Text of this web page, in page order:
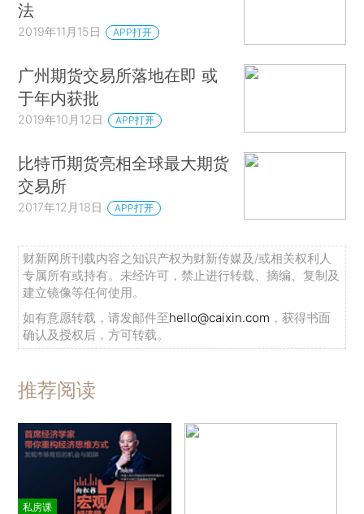
法
2019年11月15日 APP打开
广州期货交易所落地在即 或
于年内获批
2019年10月12日 APP打开
比特币期货亮相全球最大期货
交易所
2017年12月18日 APP打开
财新网所刊载内容之知识产权为财新传媒及/或相关权利人
专属所有或持有。未经许可，禁止进行转载、摘编、复制及
建立镜像等任何使用。
如有意愿转载，请发邮件至hello@caixin.com ，获得书面
确认及授权后，方可转载。
推荐阅读
私房课